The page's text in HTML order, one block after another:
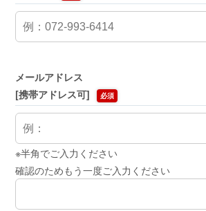
メールアドレス
[携帯アドレス可]
必須
※半角でご入力ください
確認のためもう一度ご入力ください